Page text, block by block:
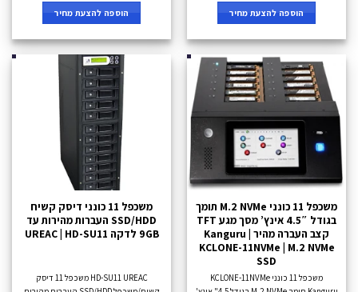
הוספה להצעת מחיר הוספה להצעת מחיר
משכפל 11 כונני M.2 NVMe תומך
בגודל 4.5″ אינץ’ מסך מגע TFT
קצב העברה מהיר Kanguru |
KCLONE-11NVMe | M.2 NVMe
SSD
משכפל 11 כונני KCLONE-11NVMe
משכפל 11 כונני דיסק קשיח
SSD/HDD העברות מהירות עד
9GB לדקה UREAC | HD-SU11
HD-SU11 UREAC משכפל 11 דיסק